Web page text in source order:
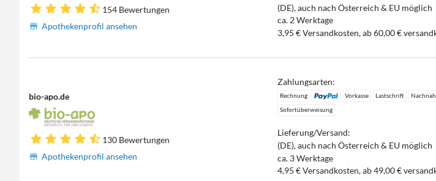
154 Bewertungen
Apothekenprofil ansehen
(DE), auch nach Österreich & EU möglich
ca. 2 Werktage
3,95 € Versandkosten, ab 60,00 €
bio-apo.de
130 Bewertungen
Apothekenprofil ansehen
Zahlungsarten:
Rechnung Vorkasse Lastschrift
Sofortüberweisung
Lieferung/Versand:
(DE), auch nach Österreich & EU möglich
ca. 3 Werktage
4,95 € Versandkosten, ab 49,00 €